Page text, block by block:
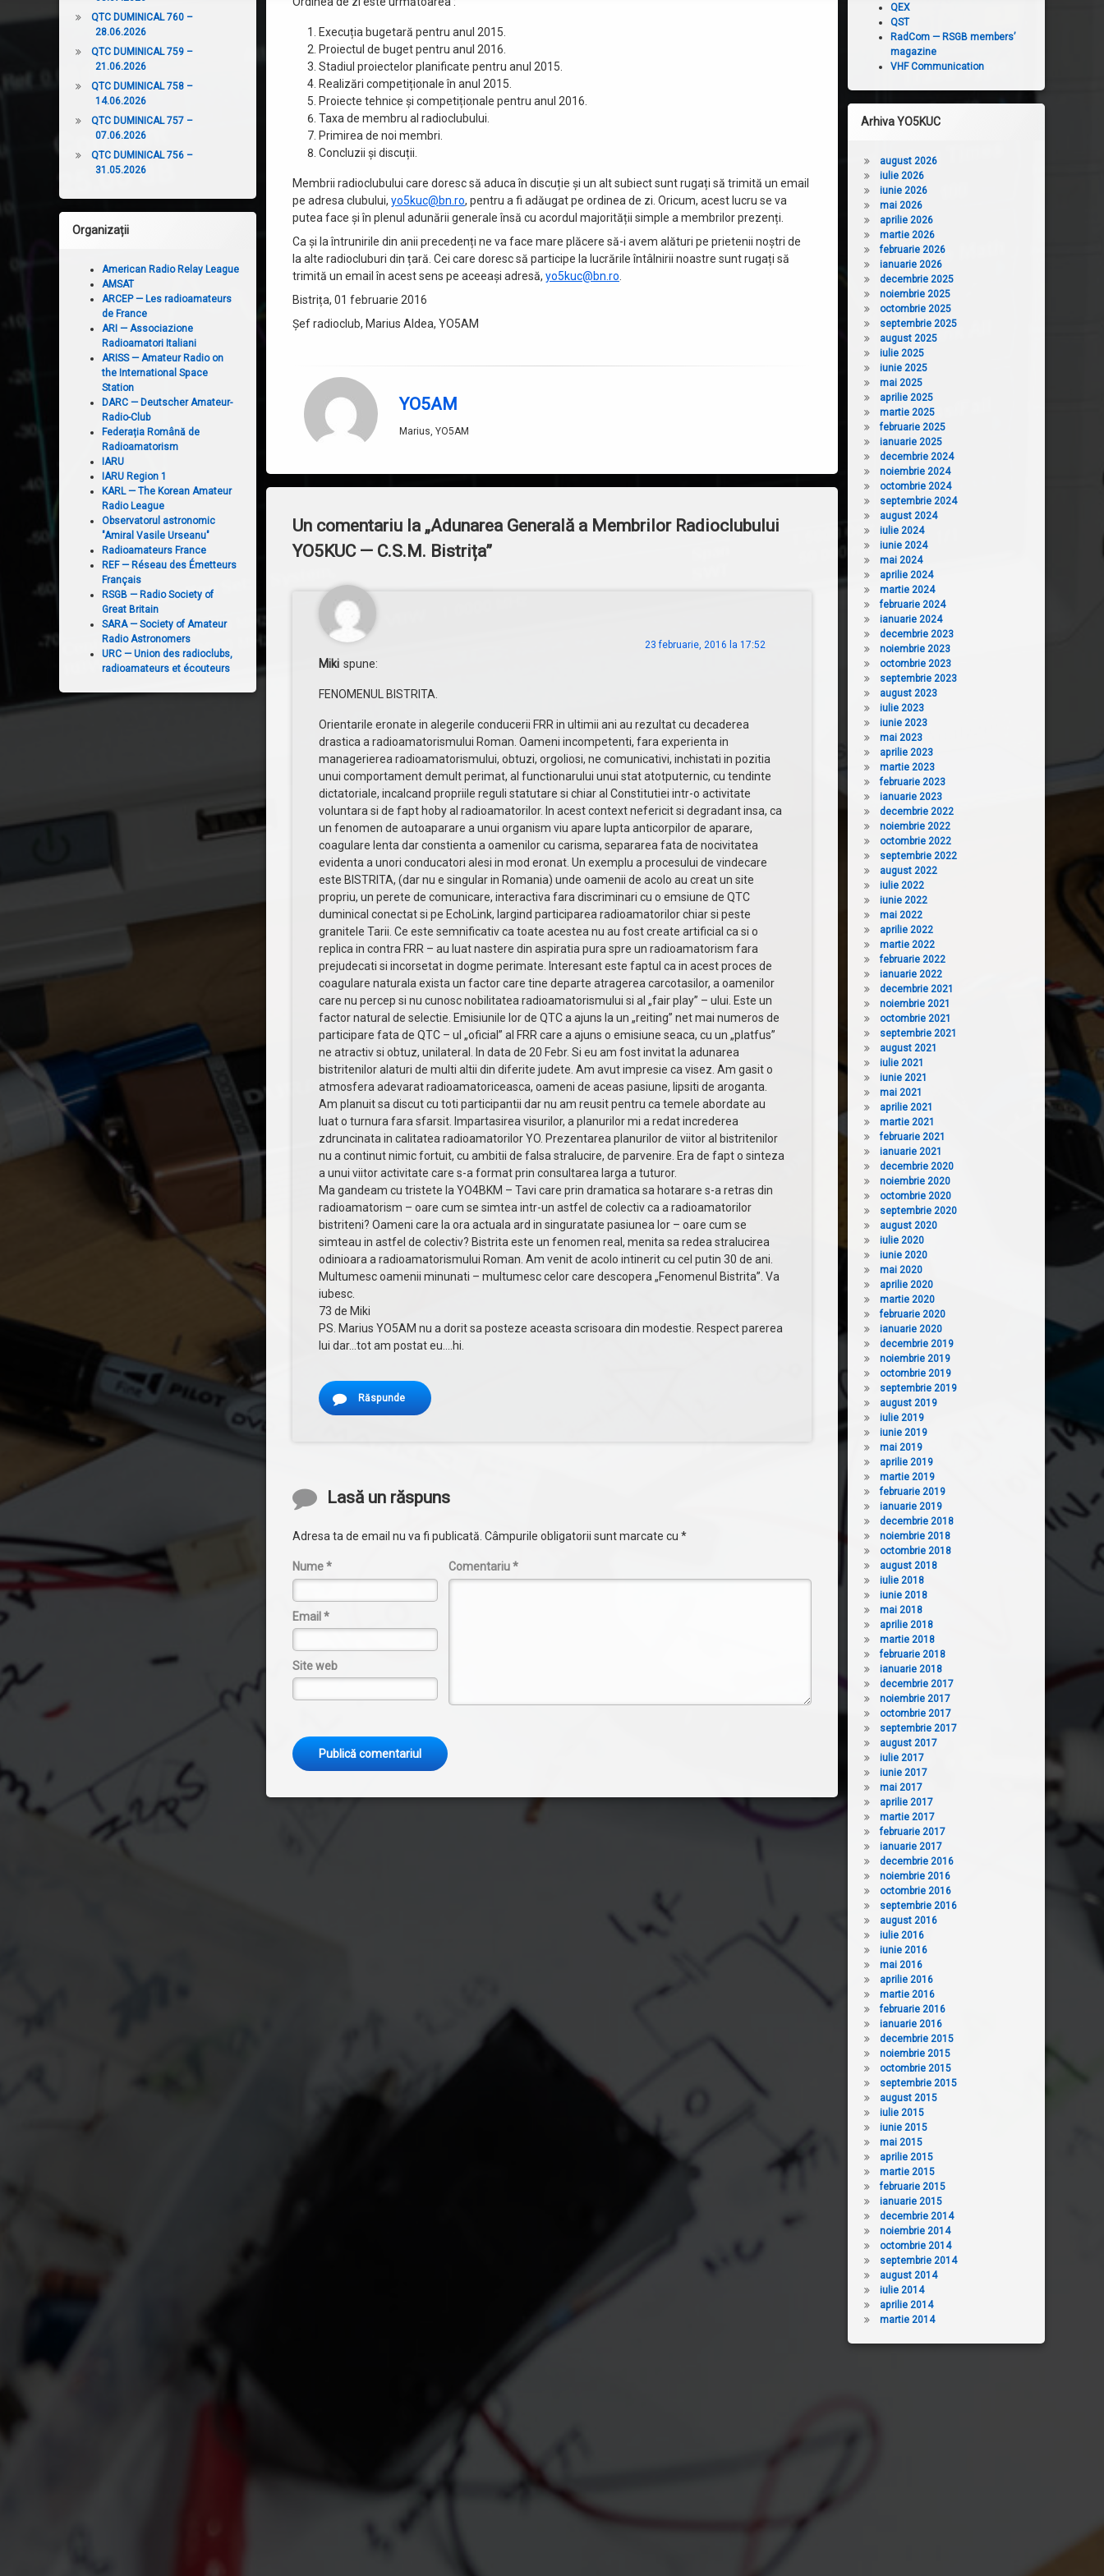
Execuția bugetară pentru anul 2015.
Proiectul de buget pentru anul 2016.
Stadiul proiectelor planificate pentru anul 2015.
Realizări competiționale în anul 2015.
Proiecte tehnice și competiționale pentru anul 2016.
Taxa de membru al radioclubului.
Primirea de noi membri.
Concluzii și discuții.
Membrii radioclubului care doresc să aduca în discuție și un alt subiect sunt rugați să trimită un email
pe adresa clubului, yo5kuc@bn.ro, pentru a fi adăugat pe ordinea de zi. Oricum, acest lucru se va
putea face și în plenul adunării generale însă cu acordul majorității simple a membrilor prezenți.
Ca și la întrunirile din anii precedenți ne va face mare plăcere să-i avem alături pe prietenii noștri de
la alte radiocluburi din țară. Cei care doresc să participe la lucrările întâlnirii noastre sunt rugați să
trimită un email în acest sens pe aceeași adresă, yo5kuc@bn.ro
Bistrița, 01 februarie 2016
Șef radioclub, Marius Aldea, YO5AM
YO5AM
Marius, YO5AM
Un comentariu la „Adunarea Generală a Membrilor Radioclubului
YO5KUC — C.S.M. Bistrița”
Miki spune:
23 februarie, 2016 la 17:52
FENOMENUL BISTRITA.
Orientarile eronate in alegerile conducerii FRR in ultimii ani au rezultat cu decaderea
drastica a radioamatorismului Roman. Oameni incompetenti, fara experienta in
managerierea radioamatorismului, obtuzi, orgoliosi, ne comunicativi, inchistati in pozitia
unui comportament demult perimat, al functionarului unui stat atotputernic, cu tendinte
dictatoriale, incalcand propriile reguli statutare si chiar al Constitutiei intr-o activitate
voluntara si de fapt hoby al radioamatorilor. In acest context nefericit si degradant insa, ca
un fenomen de autoaparare a unui organism viu apare lupta anticorpilor de aparare,
coagulare lenta dar constienta a oamenilor cu carisma, separarea fata de nocivitatea
evidenta a unori conducatori alesi in mod eronat. Un exemplu a procesului de vindecare
este BISTRITA, (dar nu e singular in Romania) unde oamenii de acolo au creat un site
propriu, un perete de comunicare, interactiva fara discriminari cu o emsiune de QTC
duminical conectat si pe EchoLink, largind participarea radioamatorilor chiar si peste
granitele Tarii. Ce este semnificativ ca toate acestea nu au fost create artificial ca si o
replica in contra FRR – au luat nastere din aspiratia pura spre un radioamatorism fara
prejudecati si incorsetat in dogme perimate. Interesant este faptul ca in acest proces de
coagulare naturala exista un factor care tine departe atragerea carcotasilor, a oamenilor
care nu percep si nu cunosc nobilitatea radioamatorismului si al „fair play” – ului. Este un
factor natural de selectie. Emisiunile lor de QTC a ajuns la un „reiting” net mai numeros de
participare fata de QTC – ul „oficial” al FRR care a ajuns o emisiune seaca, cu un „platfus”
ne atractiv si obtuz, unilateral. In data de 20 Febr. Si eu am fost invitat la adunarea
bistritenilor alaturi de multi altii din diferite judete. Am avut impresie ca visez. Am gasit o
atmosfera adevarat radioamatoriceasca, oameni de aceas pasiune, lipsiti de aroganta.
Am planuit sa discut cu toti participantii dar nu am reusit pentru ca temele abordate au
luat o turnura fara sfarsit. Impartasirea visurilor, a planurilor mi a redat increderea
zdruncinata in calitatea radioamatorilor YO. Prezentarea planurilor de viitor al bistritenilor
nu a continut nimic fortuit, cu ambitii de falsa stralucire, de parvenire. Era de fapt o sinteza
a unui viitor activitate care s-a format prin consultarea larga a tuturor.
Ma gandeam cu tristete la YO4BKM – Tavi care prin dramatica sa hotarare s-a retras din
radioamatorism – oare cum se simtea intr-un astfel de colectiv ca a radioamatorilor
bistriteni? Oameni care la ora actuala ard in singuratate pasiunea lor – oare cum se
simteau in astfel de colectiv? Bistrita este un fenomen real, menita sa redea stralucirea
odinioara a radioamatorismului Roman. Am venit de acolo intinerit cu cel putin 30 de ani.
Multumesc oamenii minunati – multumesc celor care descopera „Fenomenul Bistrita”. Va
iubesc.
73 de Miki
PS. Marius YO5AM nu a dorit sa posteze aceasta scrisoara din modestie. Respect parerea
lui dar…tot am postat eu….hi.
Răspunde
Lasă un răspuns
Adresa ta de email nu va fi publicată. Câmpurile obligatorii sunt marcate cu *
Comentariu*
Nume*
Email *
Site web
QTC DUMINICAL 760 –
28.06.2026
QTC DUMINICAL 759 –
21.06.2026
QTC DUMINICAL 758 –
14.06.2026
QTC DUMINICAL 757 –
07.06.2026
QTC DUMINICAL 756 –
31.05.2026
Organizații
American Radio Relay League
AMSAT
ARCEP — Les radioamateurs
de France
ARI — Associazione
Radioamatori Italiani
ARISS — Amateur Radio on
the International Space
Station
DARC — Deutscher Amateur-
Radio-Club
Federația Română de
Radioamatorism
IARU
IARU Region 1
KARL — The Korean Amateur
Radio League
Observatorul astronomic
"Amiral Vasile Urseanu"
Radioamateurs France
REF — Réseau des Émetteurs
Français
RSGB — Radio Society of
Great Britain
SARA — Society of Amateur
Radio Astronomers
URC — Union des radioclubs,
radioamateurs et écouteurs
QEX
QST
RadCom — RSGB members’
magazine
VHF Communication
Arhiva YO5KUC
august 2026
iulie 2026
iunie 2026
mai 2026
aprilie 2026
martie 2026
februarie 2026
ianuarie 2026
decembrie 2025
noiembrie 2025
octombrie 2025
septembrie 2025
august 2025
iulie 2025
iunie 2025
mai 2025
aprilie 2025
martie 2025
februarie 2025
ianuarie 2025
decembrie 2024
noiembrie 2024
octombrie 2024
septembrie 2024
august 2024
iulie 2024
iunie 2024
mai 2024
aprilie 2024
martie 2024
februarie 2024
ianuarie 2024
decembrie 2023
noiembrie 2023
octombrie 2023
septembrie 2023
august 2023
iulie 2023
iunie 2023
mai 2023
aprilie 2023
martie 2023
februarie 2023
ianuarie 2023
decembrie 2022
noiembrie 2022
octombrie 2022
septembrie 2022
august 2022
iulie 2022
iunie 2022
mai 2022
aprilie 2022
martie 2022
februarie 2022
ianuarie 2022
decembrie 2021
noiembrie 2021
octombrie 2021
septembrie 2021
august 2021
iulie 2021
iunie 2021
mai 2021
aprilie 2021
martie 2021
februarie 2021
ianuarie 2021
decembrie 2020
noiembrie 2020
octombrie 2020
septembrie 2020
august 2020
iulie 2020
iunie 2020
mai 2020
aprilie 2020
martie 2020
februarie 2020
ianuarie 2020
decembrie 2019
noiembrie 2019
octombrie 2019
septembrie 2019
august 2019
iulie 2019
iunie 2019
mai 2019
aprilie 2019
martie 2019
februarie 2019
ianuarie 2019
decembrie 2018
noiembrie 2018
octombrie 2018
august 2018
iulie 2018
iunie 2018
mai 2018
aprilie 2018
martie 2018
februarie 2018
ianuarie 2018
decembrie 2017
noiembrie 2017
octombrie 2017
septembrie 2017
august 2017
iulie 2017
iunie 2017
mai 2017
aprilie 2017
martie 2017
februarie 2017
ianuarie 2017
decembrie 2016
noiembrie 2016
octombrie 2016
septembrie 2016
august 2016
iulie 2016
iunie 2016
mai 2016
aprilie 2016
martie 2016
februarie 2016
ianuarie 2016
decembrie 2015
noiembrie 2015
octombrie 2015
septembrie 2015
august 2015
iulie 2015
iunie 2015
mai 2015
aprilie 2015
martie 2015
februarie 2015
ianuarie 2015
decembrie 2014
noiembrie 2014
octombrie 2014
septembrie 2014
august 2014
iulie 2014
aprilie 2014
martie 2014